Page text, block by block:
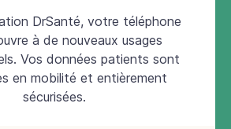
DrSanté, votre téléphone
à de nouveaux usages
Vos données patients sont
en mobilité et entièrement
sécurisées.